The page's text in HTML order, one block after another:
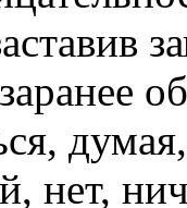
нет,